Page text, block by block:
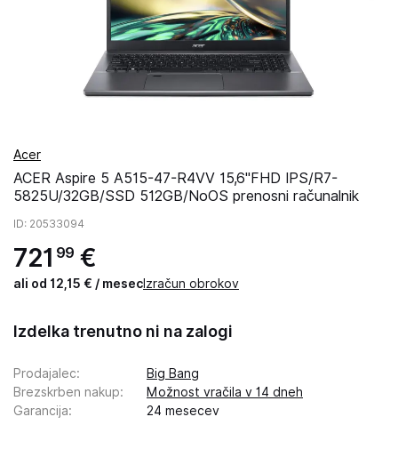
Acer
ACER Aspire 5 A515-47-R4VV 15,6''FHD IPS/R7-
5825U/32GB/SSD 512GB/NoOS prenosni računalnik
ID: 20533094
721 99 €
ali od 12,15 € / mesec Izračun obrokov
Izdelka trenutno ni na zalogi
Prodajalec:
Big Bang
Brezskrben nakup:
Možnost vračila v 14 dneh
Garancija: 24 mesecev